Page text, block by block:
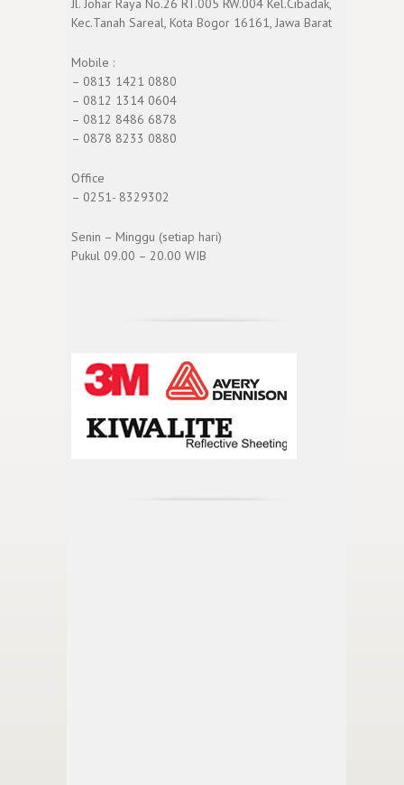
Jl. Johar Raya No.26 RT.005 RW.004 Kel.Cibadak,
Kec.Tanah Sareal, Kota Bogor 16161, Jawa Barat
Mobile :
– 0813 1421 0880
– 0812 1314 0604
– 0812 8486 6878
– 0878 8233 0880
Office
– 0251- 8329302
Senin – Minggu (setiap hari)
Pukul 09.00 – 20.00 WIB